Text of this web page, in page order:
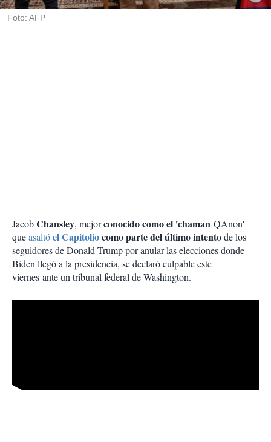
r
Foto: AFP
JacobChansley, mejorconocido como el 'chaman QAnon'
queasaltóel Capitoliocomo parte del último intentode los
seguidores de Donald Trump por anular las elecciones donde
Biden llegó a la presidencia, se declaró culpable este
viernes ante un tribunal federal de Washington.